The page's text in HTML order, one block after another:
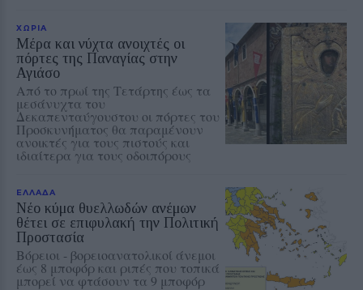
ΧΩΡΙΑ
Μέρα και νύχτα ανοιχτές οι
πόρτες της Παναγίας στην
Αγιάσο
Από το πρωί της Τετάρτης έως τα
μεσάνυχτα του
Δεκαπενταύγουστου οι πόρτες του
Προσκυνήματος θα παραμένουν
ανοικτές για τους πιστούς και
ιδιαίτερα για τους οδοιπόρους
ΕΛΛΑΔΑ
Νέο κύμα θυελλωδών ανέμων
θέτει σε επιφυλακή την Πολιτική
Προστασία
Βόρειοι - βορειοανατολικοί άνεμοι
έως 8 μποφόρ και ριπές που τοπικά
μπορεί να φτάσουν τα 9 μποφόρ